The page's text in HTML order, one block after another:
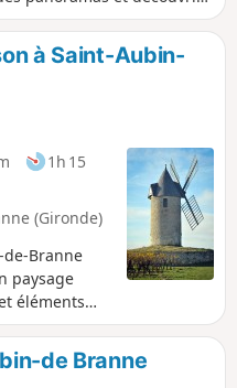
au long du parcours.
à Saint-Aubin-
1h 15
(Gironde)
de-Branne
paysage
éléments
de Branne